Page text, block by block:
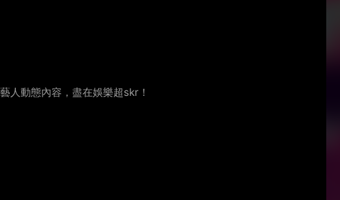
人動態內容，盡在娛樂超skr！